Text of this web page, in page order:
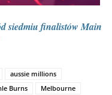
siedmiu finalistów Main
aussie millions
Burns
Melbourne